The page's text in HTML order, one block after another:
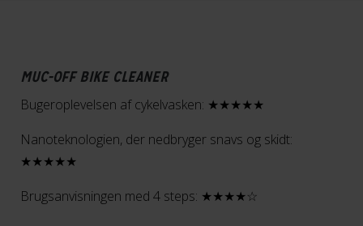
MUC-OFF BIKE CLEANER
Bugeroplevelsen af cykelvasken: ★★★★★
Nanoteknologien, der nedbryger snavs og skidt:
★★★★★
Brugsanvisningen med 4 steps: ★★★★☆